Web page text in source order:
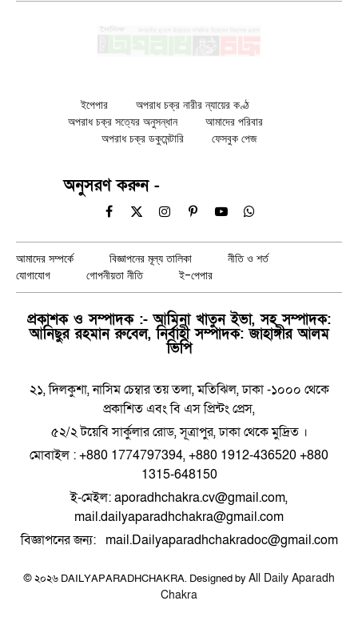
ইপেপার
অপরাধ চক্র নারীর ন্যায়ের কণ্ঠ
অপরাধ চক্র সত্যের অনুসন্ধান
আমাদের পরিবার
অপরাধ চক্র ডকুমেন্টারি
ফেসবুক পেজ
অনুসরণ করুন -
Facebook
X
InstagramPinterestYouTubeWhatsApp
আমাদের সম্পর্কে বিজ্ঞাপনের মূল্য তালিকা
নীতি ও শর্ত
যোগাযোগ
গোপনীয়তা নীতি ই-পেপার
প্রকাশক ও সম্পাদক :- আমিনা খাতুন ইভা, সহ সম্পাদক:
আনিছুর রহমান রুবেল, নির্বাহী সম্পাদক: জাহাঙ্গীর আলম
ভিপি
২১, দিলকুশা, নাসিম চেম্বার তয় তলা, মতিঝিল, ঢাকা -১০০০ থেকে
প্রকাশিত এবং বি এস প্রিন্টং প্রেস,
৫২/২ টয়েবি সার্কুলার রোড, সূত্রাপুর, ঢাকা থেকে মুদ্রিত ।
মোবাইল : +880 1774797394, +880 1912-436520 +880
1315-648150
ই-মেইল: aporadhchakra.cv@gmail.com,
mail.dailyaparadhchakra@gmail.com
বিজ্ঞাপনের জন্য: mail.Dailyaparadhchakradoc@gmail.com
© ২০২৬ DAILYAPARADHCHAKRA. Designed by All Daily Aparadh
Chakra